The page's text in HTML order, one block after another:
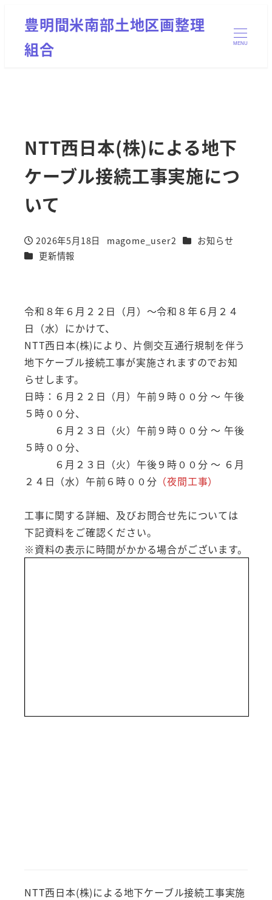
豊明間米南部土地区画整理
組合
MENU
NTT西日本(株)による地下
ケーブル接続工事実施につ
いて
投稿日
2026年5月18日
著
magome_user2 カテゴリー
お知らせ
カテゴリー
更新情報
令和８年６月２２日（月）～令和８年６月２４
日（水）にかけて、
NTT西日本(株)により、片側交互通行規制を伴う
地下ケーブル接続工事が実施されますのでお知
らせします。
日時：６月２２日（月）午前９時００分 ～ 午後
５時００分、
６月２３日（火）午前９時００分 ～ 午後
５時００分、
６月２３日（火）午後９時００分 ～ ６月
２４日（水）午前６時００分 （夜間工事）
工事に関する詳細、及びお問合せ先については
下記資料をご確認ください。
※資料の表示に時間がかかる場合がございます。
NTT西日本(株)による地下ケーブル接続工事実施